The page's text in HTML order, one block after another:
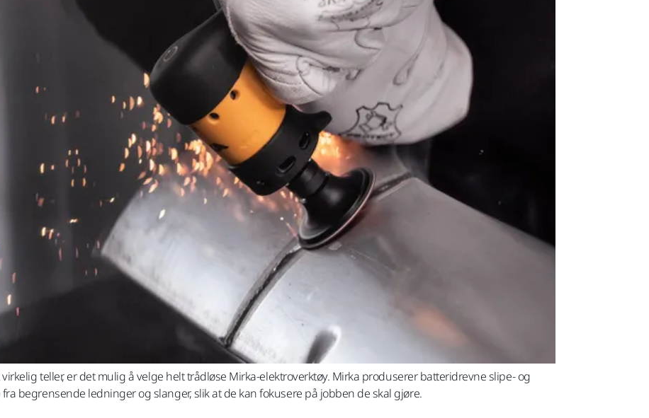
teller, er det mulig å velge helt trådløse Mirka-elektroverktøy. Mirka produserer batteridrevne slipe- og
begrensende ledninger og slanger, slik at de kan fokusere på jobben de skal gjøre.